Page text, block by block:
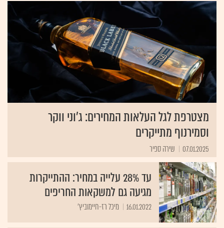
מצטרפת לגל העלאות המחירים: ג'וני ווקר
וסמירנוף מתייקרים
07.01.2025 שירה ספיר
עד 28% עלייה במחיר: ההתייקרות
מגיעה גם למשקאות החריפים
16.01.2022 מיכל רז-חיימוביץ'